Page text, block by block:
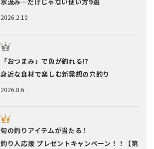
2026.2.10
2026.8.6
「おつまみ」で魚が釣れる!?
身近な食材で楽しむ新発想の穴釣り
旬の釣りアイテムが当たる！
釣り人応援 プレゼントキャンペーン！！【第